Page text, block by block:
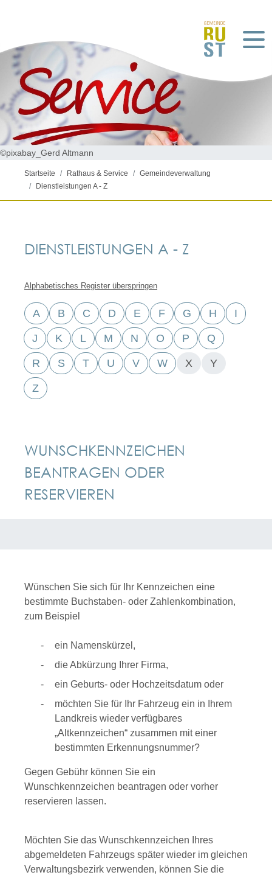
©pixabay_Gerd Altmann
Startseite Rathaus & Service
Gemeindeverwaltung
Dienstleistungen A - Z
DIENSTLEISTUNGEN A - Z
Alphabetisches Register überspringen
A B C D E F G H I
J K L M N O P Q
R S T U V W X Y
Z
WUNSCHKENNZEICHEN
BEANTRAGEN ODER
RESERVIEREN
Wünschen Sie sich für Ihr Kennzeichen eine
bestimmte Buchstaben- oder Zahlenkombination,
zum Beispiel
ein Namenskürzel,
die Abkürzung Ihrer Firma,
ein Geburts- oder Hochzeitsdatum oder
möchten Sie für Ihr Fahrzeug ein in Ihrem
Landkreis wieder verfügbares
„Altkennzeichen“ zusammen mit einer
bestimmten Erkennungsnummer?
Gegen Gebühr können Sie ein
Wunschkennzeichen beantragen oder vorher
reservieren lassen.
Möchten Sie das Wunschkennzeichen Ihres
abgemeldeten Fahrzeugs später wieder im gleichen
Verwaltungsbezirk verwenden, können Sie die